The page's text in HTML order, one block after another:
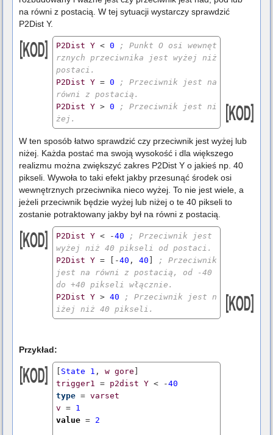
na równi z postacią. W tej sytuacji wystarczy sprawdzić
P2Dist Y.
P2Dist Y < 0
; Punkt O osi wewnęt
rznych przeciwnika jest wyżej niż
postaci.
P2Dist Y = 0
; Przeciwnik jest na
równi z postacią.
P2Dist Y > 0
; Przeciwnik jest ni
żej.
W ten sposób łatwo sprawdzić czy przeciwnik jest wyżej lub
niżej. Każda postać ma swoją wysokość i dla większego
realizmu można zwiększyć zakres P2Dist Y o jakieś np. 40
pikseli. Wywoła to taki efekt jakby przesunąć środek osi
wewnętrznych przeciwnika nieco wyżej. To nie jest wiele, a
jeżeli przeciwnik będzie wyżej lub niżej o te 40 pikseli to
zostanie potraktowany jakby był na równi z postacią.
P2Dist Y < -40
; Przeciwnik jest
wyżej niż 40 pikseli od postaci.
P2Dist Y = [-40 , 40
; Przeciwnik
jest na równi z postacią, od -40
do +40 pikseli włącznie.
P2Dist Y > 40
; Przeciwnik jest n
iżej niż 40 pikseli.
Przykład:
State 1 , w gore
trigger1 = p2dist Y < -40
type = varset
v = 1
value = 2